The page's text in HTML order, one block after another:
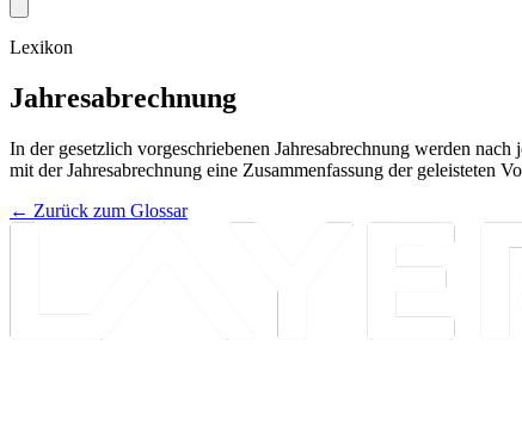
Lexikon
Jahresabrechnung
In der gesetzlich vorgeschriebenen Jahresabrechnung werden
mit der Jahresabrechnung eine Zusammenfassung der geleisteten
← Zurück zum Glossar